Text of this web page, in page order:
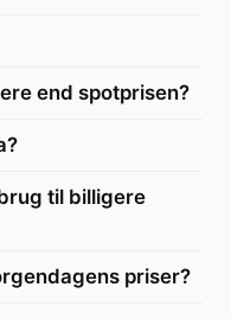
end spotprisen?
til billigere
priser?